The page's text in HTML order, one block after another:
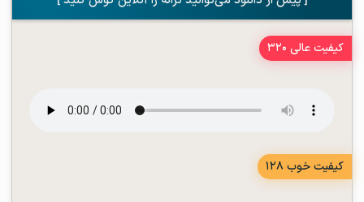
کیفیت عالی 320
کیفیت خوب 128